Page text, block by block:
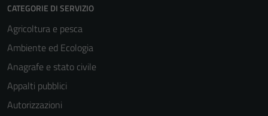
CATEGORIE DI SERVIZIO
Agricoltura e pesca
Ambiente ed Ecologia
Anagrafe e stato civile
Appalti pubblici
Autorizzazioni